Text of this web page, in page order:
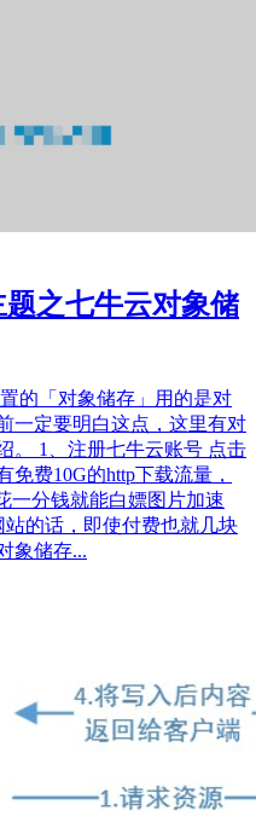
之七牛云对象储
的「对象储存」用的是对
一定要明白这点，这里有对
。 1、注册七牛云账号 点击
费10G的http下载流量，
一分钱就能白嫖图片加速
站的话，即使付费也就几块
象储存...